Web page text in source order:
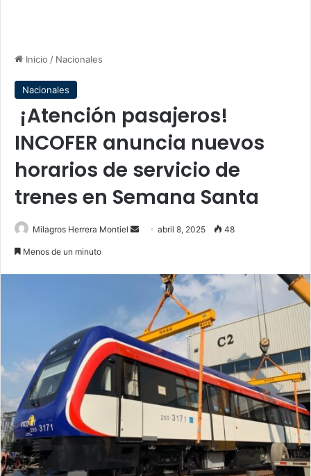
Inicio / Nacionales
Nacionales
¡Atención pasajeros!
INCOFER anuncia nuevos
horarios de servicio de
trenes en Semana Santa
Milagros Herrera Montiel
Sendabril 8, 2025 48
Menos de un minuto